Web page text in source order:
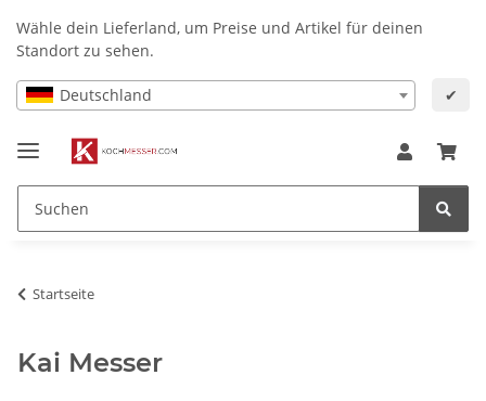
Wähle dein Lieferland, um Preise und Artikel für deinen
Standort zu sehen.
Deutschland ✔
Startseite
Kai Messer